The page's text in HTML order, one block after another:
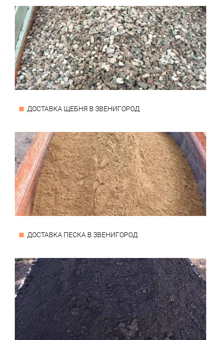
ДОСТАВКА ЩЕБНЯ В ЗВЕНИГОРОД
ДОСТАВКА ПЕСКА В ЗВЕНИГОРОД